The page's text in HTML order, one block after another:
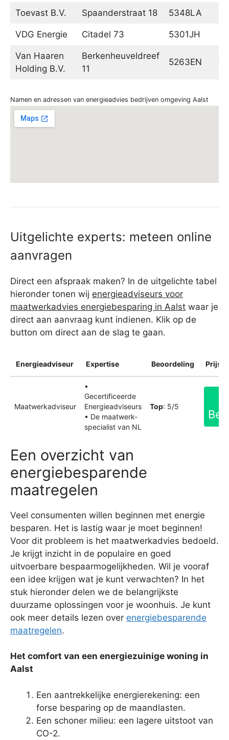
Toevast B.V. Spaanderstraat 18 5348LA
VDG Energie Citadel 73 5301JH
Van Haaren
Holding B.V.
Berkenheuveldreef
11
5263EN
Namen en adressen van energieadvies bedrijven omgeving Aalst
Uitgelichte experts: meteen online
aanvragen
Direct een afspraak maken? In de uitgelichte tabel
hieronder tonen wij energieadviseurs voor
maatwerkadvies energiebesparing in Aalst waar je
direct aan aanvraag kunt indienen. Klik op de
button om direct aan de slag te gaan.
Energieadviseur Expertise Beoordeling
Maatwerkadviseur
•
Gecertificeerde
Energieadviseurs
• De maatwerk-
specialist van NL
Top: 5/5
Een overzicht van
energiebesparende
maatregelen
Veel consumenten willen beginnen met energie
besparen. Het is lastig waar je moet beginnen!
Voor dit probleem is het maatwerkadvies bedoeld.
Je krijgt inzicht in de populaire en goed
uitvoerbare bespaarmogelijkheden. Wil je vooraf
een idee krijgen wat je kunt verwachten? In het
stuk hieronder delen we de belangrijkste
duurzame oplossingen voor je woonhuis. Je kunt
ook meer details lezen over energiebesparende
maatregelen.
Het comfort van een energiezuinige woning in
Aalst
Een aantrekkelijke energierekening: een
forse besparing op de maandlasten.
Een schoner milieu: een lagere uitstoot van
CO-2.